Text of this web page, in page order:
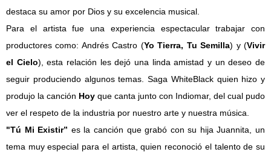
destaca su amor por Dios y su excelencia musical.
Para el artista fue una experiencia espectacular trabajar con
productores como: Andrés Castro (Yo Tierra, Tu Semilla) y (Vivir
el Cielo), esta relación les dejó una linda amistad y un deseo de
seguir produciendo algunos temas. Saga WhiteBlack quien hizo y
produjo la canción Hoy que canta junto con Indiomar, del cual pudo
ver el respeto de la industria por nuestro arte y nuestra música.
"Tú Mi Existir” es la canción que grabó con su hija Juannita, un
tema muy especial para el artista, quien reconoció el talento de su